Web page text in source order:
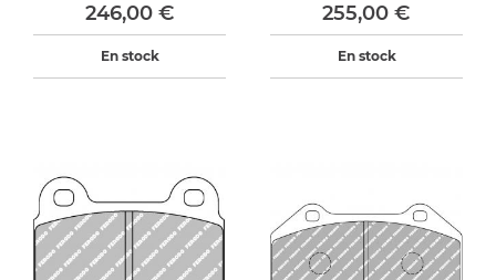
246,00 €
En stock
255,00 €
En stock